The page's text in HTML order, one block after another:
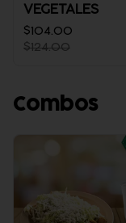
VEGETALES
$104.00
$124.00
Combos